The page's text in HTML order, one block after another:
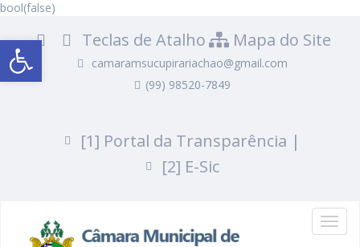
bool(false)
Teclas de Atalho Mapa do Site
camaramsucupirariachao@gmail.com
(99) 98520-7849
Portal da Transparência |
E-Sic
Abrir a barra de ferramentas